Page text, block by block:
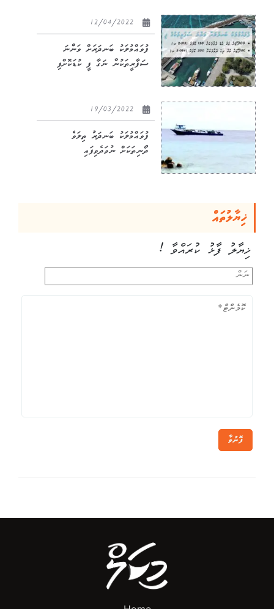
ފުވައްމުލަކު ބަނދަރަށް ވަންނަ
ސަފާރީތަކުން ނަގާ ފީ ކުޑަކޮށްފި
ފުވައްމުލަކު ބަނދަރު ތިލަވެ
ދޯނިތަކަށް ނުވަދެވިފައި
ޚިޔާލުތައް
ޚިޔާލު ފާޅު ކުރައްވާ !
ފޮނުވާ